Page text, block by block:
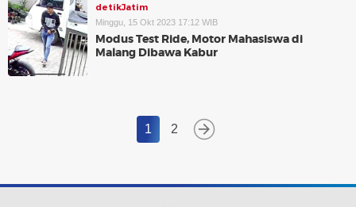
detikJatim
Minggu, 15 Okt 2023 17:12 WIB
Modus Test Ride, Motor Mahasiswa di
Malang Dibawa Kabur
1 2